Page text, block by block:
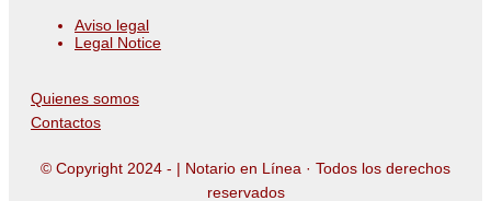
Aviso legal
Legal Notice
Quienes somos
Contactos
© Copyright 2024 - | Notario en Línea · Todos los derechos
reservados